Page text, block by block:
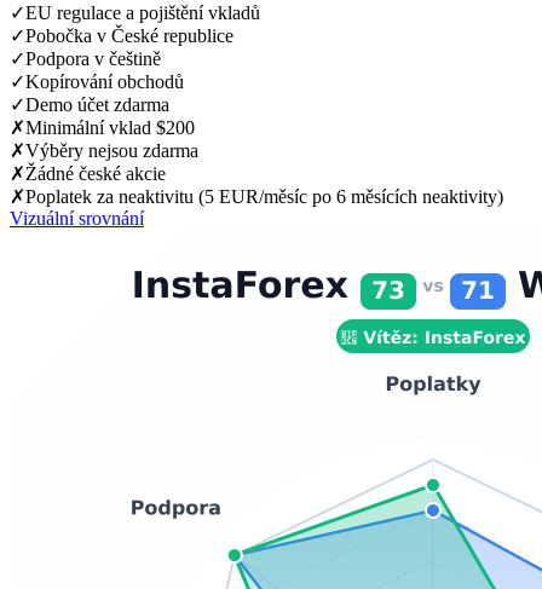
✓EU regulace a pojištění vkladů
✓Pobočka v České republice
✓Podpora v češtině
✓Kopírování obchodů
✓Demo účet zdarma
✗Minimální vklad $200
✗Výběry nejsou zdarma
✗Žádné české akcie
✗Poplatek za neaktivitu (5 EUR/měsíc po 6 měsících neaktivity)
Vizuální srovnání